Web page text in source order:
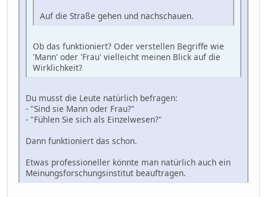
Auf die Straße gehen und nachschauen.
Ob das funktioniert? Oder verstellen Begriffe wie
'Mann' oder 'Frau' vielleicht meinen Blick auf die
Wirklichkeit?
Du musst die Leute natürlich befragen:
- "Sind sie Mann oder Frau?"
- "Fühlen Sie sich als Einzelwesen?"
Dann funktioniert das schon.
Etwas professioneller könnte man natürlich auch ein
Meinungsforschungsinstitut beauftragen.